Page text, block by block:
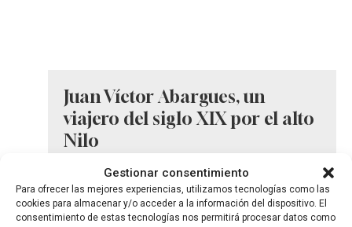
Gestionar consentimiento
Para ofrecer las mejores experiencias, utilizamos tecnologías como las
cookies para almacenar y/o acceder a la información del dispositivo. El
consentimiento de estas tecnologías nos permitirá procesar datos como
Juan Víctor Abargues, un
viajero del siglo XIX por el alto
Nilo